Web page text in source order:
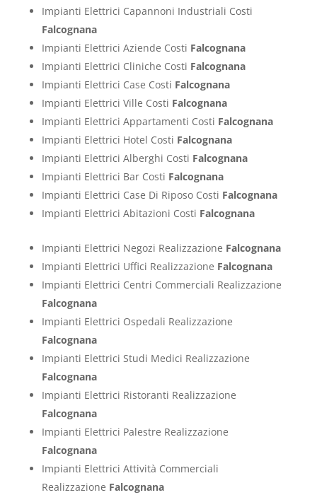
Impianti Elettrici Capannoni Industriali Costi
Falcognana
Impianti Elettrici Aziende Costi Falcognana
Impianti Elettrici Cliniche Costi Falcognana
Impianti Elettrici Case Costi Falcognana
Impianti Elettrici Ville Costi Falcognana
Impianti Elettrici Appartamenti Costi Falcognana
Impianti Elettrici Hotel Costi Falcognana
Impianti Elettrici Alberghi Costi Falcognana
Impianti Elettrici Bar Costi Falcognana
Impianti Elettrici Case Di Riposo Costi Falcognana
Impianti Elettrici Abitazioni Costi Falcognana
Impianti Elettrici Negozi Realizzazione Falcognana
Impianti Elettrici Uffici Realizzazione Falcognana
Impianti Elettrici Centri Commerciali Realizzazione
Falcognana
Impianti Elettrici Ospedali Realizzazione
Falcognana
Impianti Elettrici Studi Medici Realizzazione
Falcognana
Impianti Elettrici Ristoranti Realizzazione
Falcognana
Impianti Elettrici Palestre Realizzazione
Falcognana
Impianti Elettrici Attività Commerciali
Realizzazione Falcognana